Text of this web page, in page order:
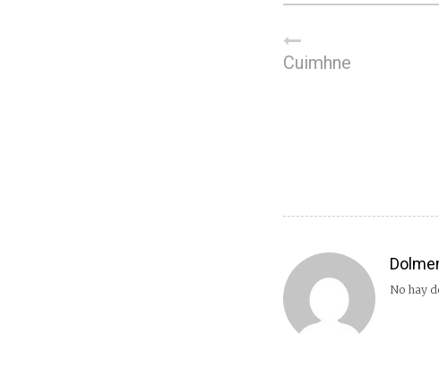
Cuimhne
No hay